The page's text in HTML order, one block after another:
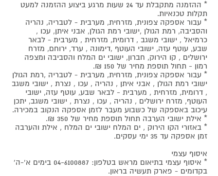
* ההזמנה מתקבלת עד 24 שעות מרגע ביצוע ההזמנה למעט
תקלות טכנאיות.
* עבור אספקה צפונית, מזרחית, מערבית - לטבריה, נהריה
והסביבה, רמת הגולן ,ישובי רמת הגולן, אבני איתן, עכו ,
כרמיאל , ישובי משגב , דרומית, מזרחית , מערבית - לבאר
שבע, עוטף עזה, ישובי העוטף ,דימונה , ערד, ירוחם, מזרח
ירושלים , קו הירוק, חברון, ישובי ים המלח והסביבה ומצפה
רמון - תחול תוספת מחיר של 150 ₪.
* עבור אספקה צפונית, מזרחית, מערבית - לטבריה ,רמת הגולן
ישובי רמת הגולן , אבני איתן , נהריה , עכו , נצרת , ישובי משגב
, דרומית, מזרחית , מערבית - לבאר שבע, עוטף עזה, ישובי
העוטף, מזרח ירושלים , נהריה , עכו , נצרת , ישובי משגב, יתכן
עיכוב באספקה של כשבוע מעבר לזמן אספקה הנקוב במכירה.
* אילת ישובי הערבה תחול תוספת מחיר של 350 ₪.
* באזורי הקו הירוק , ים המלח ישובי ים המלח , אילת והערבה
זמן אספקה עד 35 ימי עסקים.
איסוף עצמי
* איסוף עצמי בתיאום מראש בטלפון: 04-6100887 בימים א'-ה'
בקדומים - פארק תעשיה בראון.